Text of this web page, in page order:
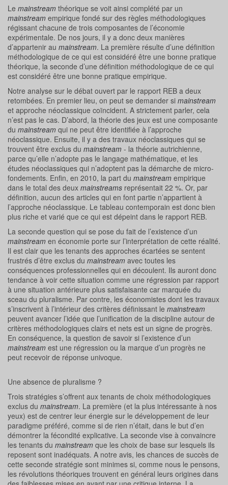
Le mainstream théorique se voit ainsi complété par un
mainstream empirique fondé sur des règles méthodologiques
régissant chacune de trois composantes de l’économie
expérimentale. De nos jours, il y a donc deux manières
d’appartenir au mainstream. La première résulte d’une définition
méthodologique de ce qui est considéré être une bonne pratique
théorique, la seconde d’une définition méthodologique de ce qui
est considéré être une bonne pratique empirique.
Notre analyse sur le débat ouvert par le rapport REB a deux
retombées. En premier lieu, on peut se demander si mainstream
et approche néoclassique coïncident. A strictement parler, cela
n’est pas le cas. D’abord, la théorie des jeux est une composante
du mainstream qui ne peut être identifiée à l’approche
néoclassique. Ensuite, il y a des travaux néoclassiques qui se
trouvent être exclus du mainstream - la théorie autrichienne,
parce qu’elle n’adopte pas le langage mathématique, et les
études néoclassiques qui n’adoptent pas la démarche de micro-
fondements. Enfin, en 2010, la part du mainstream empirique
dans le total des deux mainstreams représentait 22 %. Or, par
définition, aucun des articles qui en font partie n’appartient à
l’approche néoclassique. Le tableau contemporain est donc bien
plus riche et varié que ce qui est dépeint dans le rapport REB.
La seconde question qui se pose du fait de l’existence d’un
mainstream en économie porte sur l’interprétation de cette réalité.
Il est clair que les tenants des approches écartées se sentent
frustrés d’être exclus du mainstream avec toutes les
conséquences professionnelles qui en découlent. Ils auront donc
tendance à voir cette situation comme une régression par rapport
à une situation antérieure plus satisfaisante car marquée du
sceau du pluralisme. Par contre, les économistes dont les travaux
s’inscrivent à l’intérieur des critères définissant le mainstream
peuvent avancer l’idée que l’unification de la discipline autour de
critères méthodologiques clairs et nets est un signe de progrès.
En conséquence, la question de savoir si l’existence d’un
mainstream est une régression ou la marque d’un progrès ne
peut recevoir de réponse univoque.
Une absence de pluralisme ?
Trois stratégies s’offrent aux tenants de choix méthodologiques
exclus du mainstream. La première (et la plus intéressante à nos
yeux) est de centrer leur énergie sur le développement de leur
paradigme préféré, comme si de rien n’était, dans le but d’en
démontrer la fécondité explicative. La seconde vise à convaincre
les tenants du mainstream que les choix de base sur lesquels ils
reposent sont inadéquats. A notre avis, les chances de succès de
cette seconde stratégie sont minimes si, comme nous le pensons,
les révolutions théoriques trouvent en général leurs origines dans